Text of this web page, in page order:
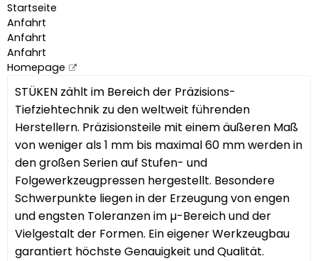
Startseite
Anfahrt
Anfahrt
Anfahrt
Homepage
STÜKEN zählt im Bereich der Präzisions-
Tiefziehtechnik zu den weltweit führenden
Herstellern. Präzisionsteile mit einem äußeren Maß
von weniger als 1 mm bis maximal 60 mm werden in
den großen Serien auf Stufen- und
Folgewerkzeugpressen hergestellt. Besondere
Schwerpunkte liegen in der Erzeugung von engen
und engsten Toleranzen im µ-Bereich und der
Vielgestalt der Formen. Ein eigener Werkzeugbau
garantiert höchste Genauigkeit und Qualität.